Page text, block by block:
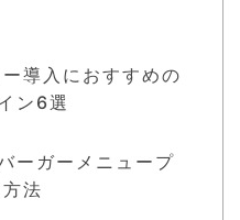
導入におすすめの
ン6選
ーガーメニュープ
法